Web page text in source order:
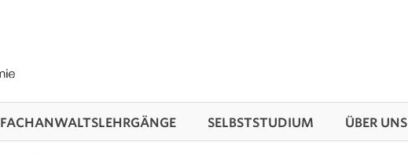
FACHANWALTS­LEHRGÄNGE SELBSTSTUDIUM ÜBER UNS